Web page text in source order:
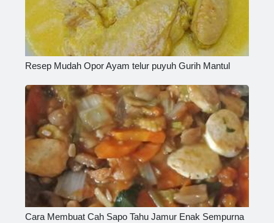
Resep Mudah Opor Ayam telur puyuh Gurih Mantul
Cara Membuat Cah Sapo Tahu Jamur Enak Sempurna